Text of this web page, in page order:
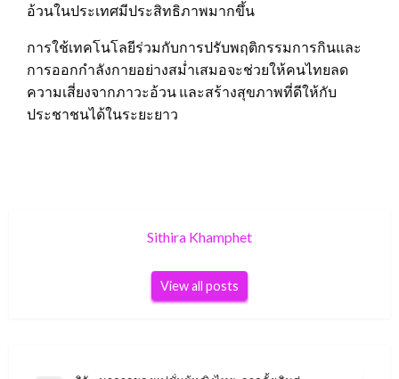
อ้วนในประเทศมีประสิทธิภาพมากขึ้น
การใช้เทคโนโลยีร่วมกับการปรับพฤติกรรมการกินและ
การออกกำลังกายอย่างสม่ำเสมอจะช่วยให้คนไทยลด
ความเสี่ยงจากภาวะอ้วน และสร้างสุขภาพที่ดีให้กับ
ประชาชนได้ในระยะยาว
Sithira Khamphet
View all posts